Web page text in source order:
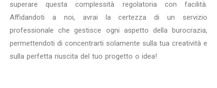
superare questa complessità regolatoria con facilità.
Affidandoti a noi, avrai la certezza di un servizio
professionale che gestisce ogni aspetto della burocrazia,
permettendoti di concentrarti solamente sulla tua creatività e
sulla perfetta riuscita del tuo progetto o idea!